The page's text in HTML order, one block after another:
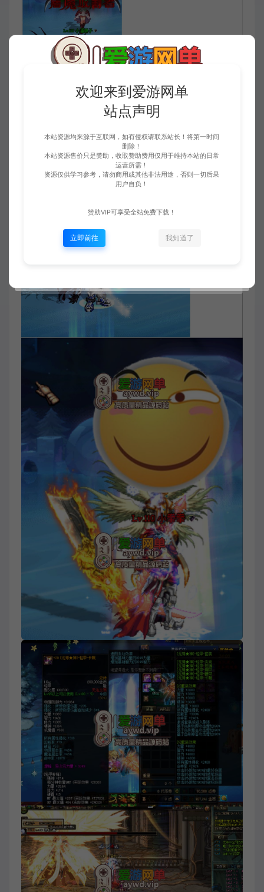
欢迎来到爱游网单
站点声明
本站资源均来源于互联网，如有侵权请联系站长！将第一时间
删除！
本站资源售价只是赞助，收取赞助费用仅用于维持本站的日常
运营所需！
资源仅供学习参考，请勿商用或其他非法用途，否则一切后果
用户自负！
赞助VIP可享受全站免费下载！
立即前往 我知道了